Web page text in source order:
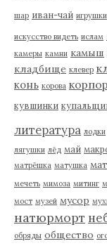
шар иван-чай игрушки
искусство видеть ислам
камеры камни камыш
кладбище клевер
конь корова
кувшинки
литература лодки
лягушки лёд май
матрёшка матушка
мечеть мимоза митинг
мост музей мусор
натюрморт
обряды общество